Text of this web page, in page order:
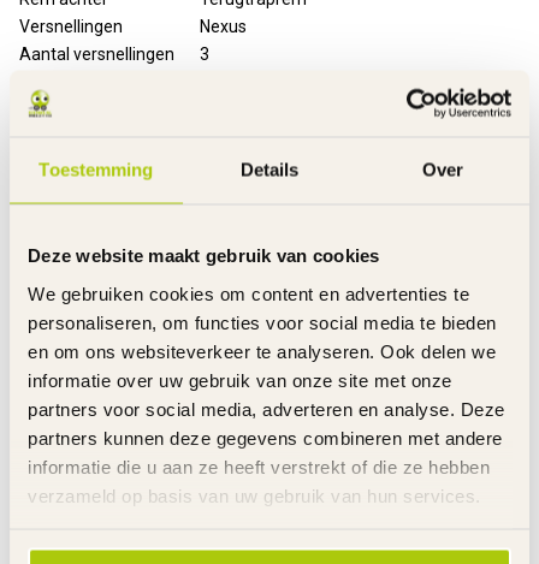
Toestemming Details Over
Deze website maakt gebruik van cookies
We gebruiken cookies om content en advertenties te
personaliseren, om functies voor social media te bieden
en om ons websiteverkeer te analyseren. Ook delen we
informatie over uw gebruik van onze site met onze
partners voor social media, adverteren en analyse. Deze
partners kunnen deze gegevens combineren met andere
informatie die u aan ze heeft verstrekt of die ze hebben
verzameld op basis van uw gebruik van hun services.
Versnellingen
Nexus
Aantal versnellingen
3
Banden
Spatborden
Bel
Metaal - zilver
Mandje
Voor - gevlochten kunststof
Verlichting
Voor en achter
Slot
Ringslot
Reflectoren
In de wielen
Stuurhoogte
Verstelbaar
Zadelhoogte
Verstelbaar
Gewicht product
17 kg
Voor gemonteerd
85%
Garantie
2 Jaar m.u.v. slijtageonderdelen